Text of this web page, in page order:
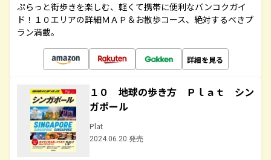
ぷらっと街歩きを楽しむ、軽くて携帯に便利なバンコクガイ
ド！１０エリアの詳細ＭＡＰ＆お散歩コース、絶対するべきプ
ラン満載。
詳細を見る
１０ 地球の歩き方 Ｐｌａｔ シン
ガポール
Plat
2024.06.20 発売